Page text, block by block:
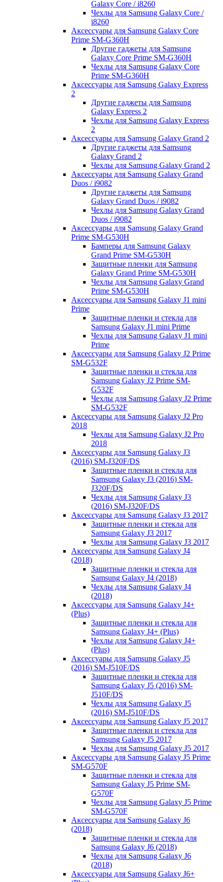
Galaxy Core / i8260
Чехлы для Samsung Galaxy Core /
i8260
Аксессуары для Samsung Galaxy Core
Prime SM-G360H
Другие гаджеты для Samsung
Galaxy Core Prime SM-G360H
Чехлы для Samsung Galaxy Core
Prime SM-G360H
Аксессуары для Samsung Galaxy Express
2
Другие гаджеты для Samsung
Galaxy Express 2
Чехлы для Samsung Galaxy Express
2
Аксессуары для Samsung Galaxy Grand 2
Другие гаджеты для Samsung
Galaxy Grand 2
Чехлы для Samsung Galaxy Grand 2
Аксессуары для Samsung Galaxy Grand
Duos / i9082
Другие гаджеты для Samsung
Galaxy Grand Duos / i9082
Чехлы для Samsung Galaxy Grand
Duos / i9082
Аксессуары для Samsung Galaxy Grand
Prime SM-G530H
Бамперы для Samsung Galaxy
Grand Prime SM-G530H
Защитные пленки для Samsung
Galaxy Grand Prime SM-G530H
Чехлы для Samsung Galaxy Grand
Prime SM-G530H
Аксессуары для Samsung Galaxy J1 mini
Prime
Защитные пленки и стекла для
Samsung Galaxy J1 mini Prime
Чехлы для Samsung Galaxy J1 mini
Prime
Аксессуары для Samsung Galaxy J2 Prime
SM-G532F
Защитные пленки и стекла для
Samsung Galaxy J2 Prime SM-
G532F
Чехлы для Samsung Galaxy J2 Prime
SM-G532F
Аксессуары для Samsung Galaxy J2 Pro
2018
Чехлы для Samsung Galaxy J2 Pro
2018
Аксессуары для Samsung Galaxy J3
(2016) SM-J320F/DS
Защитные пленки и стекла для
Samsung Galaxy J3 (2016) SM-
J320F/DS
Чехлы для Samsung Galaxy J3
(2016) SM-J320F/DS
Аксессуары для Samsung Galaxy J3 2017
Защитные пленки и стекла для
Samsung Galaxy J3 2017
Чехлы для Samsung Galaxy J3 2017
Аксессуары для Samsung Galaxy J4
(2018)
Защитные пленки и стекла для
Samsung Galaxy J4 (2018)
Чехлы для Samsung Galaxy J4
(2018)
Аксессуары для Samsung Galaxy J4+
(Plus)
Защитные пленки и стекла для
Samsung Galaxy J4+ (Plus)
Чехлы для Samsung Galaxy J4+
(Plus)
Аксессуары для Samsung Galaxy J5
(2016) SM-J510F/DS
Защитные пленки и стекла для
Samsung Galaxy J5 (2016) SM-
J510F/DS
Чехлы для Samsung Galaxy J5
(2016) SM-J510F/DS
Аксессуары для Samsung Galaxy J5 2017
Защитные пленки и стекла для
Samsung Galaxy J5 2017
Чехлы для Samsung Galaxy J5 2017
Аксессуары для Samsung Galaxy J5 Prime
SM-G570F
Защитные пленки и стекла для
Samsung Galaxy J5 Prime SM-
G570F
Чехлы для Samsung Galaxy J5 Prime
SM-G570F
Аксессуары для Samsung Galaxy J6
(2018)
Защитные пленки и стекла для
Samsung Galaxy J6 (2018)
Чехлы для Samsung Galaxy J6
(2018)
Аксессуары для Samsung Galaxy J6+